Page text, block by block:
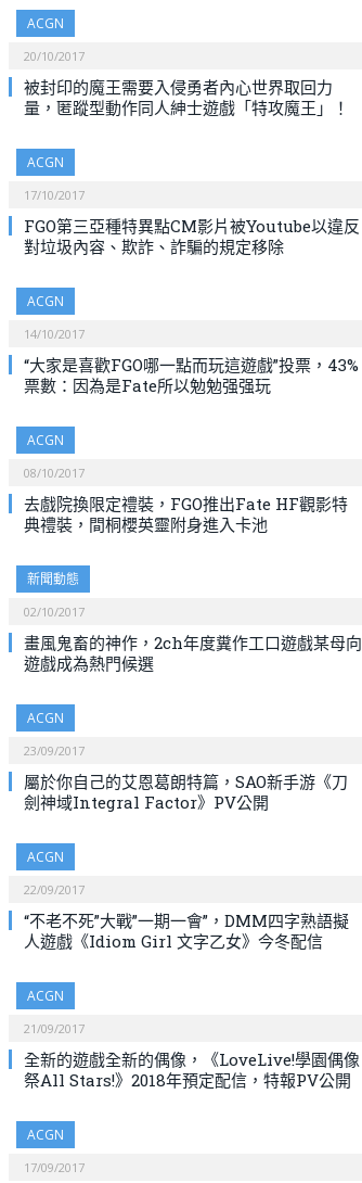
ACGN
20/10/2017
被封印的魔王需要入侵勇者內心世界取回力
量，匿蹤型動作同人紳士遊戲「特攻魔王」！
ACGN
17/10/2017
FGO第三亞種特異點CM影片被Youtube以違反
對垃圾內容、欺詐、詐騙的規定移除
ACGN
14/10/2017
“大家是喜歡FGO哪一點而玩這遊戲”投票，43%
票數：因為是Fate所以勉勉强强玩
ACGN
08/10/2017
去戲院換限定禮裝，FGO推出Fate HF觀影特
典禮裝，間桐櫻英靈附身進入卡池
新聞動態
02/10/2017
畫風鬼畜的神作，2ch年度糞作工口遊戲某母向
遊戲成為熱門候選
ACGN
23/09/2017
屬於你自己的艾恩葛朗特篇，SAO新手游《刀
劍神域Integral Factor》PV公開
ACGN
22/09/2017
“不老不死”大戰”一期一會”，DMM四字熟語擬
人遊戲《Idiom Girl 文字乙女》今冬配信
ACGN
21/09/2017
全新的遊戲全新的偶像，《LoveLive!學園偶像
祭All Stars!》2018年預定配信，特報PV公開
ACGN
17/09/2017